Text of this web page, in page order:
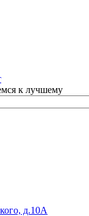
к лучшему
д.10А